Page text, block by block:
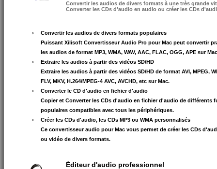
Convertir les audios de divers formats à une très grande
Converter les CDs d'audio en audio ou créer les CDs
Convertir les audios de divers formats populaires
Puissant Xilisoft Convertisseur Audio Pro pour Mac peut convertir
les audios de format MP3, WMA, WAV, AAC, FLAC, OGG, APE sur
Extraire les audios à partir des vidéos SD/HD
Extraire les audios à partir des vidéos SD/HD de format AVI, MPEG,
FLV, MKV, H.264/MPEG-4 AVC, AVCHD, etc sur Mac.
Converter le CD d'audio en fichier d'audio
Copier et Converter les CDs d'audio en fichier d'audio de différents
populaires compatibles avec tous les périphériques.
Créer les CDs d'audio, les CDs MP3 ou WMA personnalisés
Ce convertisseur audio pour Mac vous permet de créer les CDs
ou vidéo de divers formats.
Éditeur d'audio professionnel